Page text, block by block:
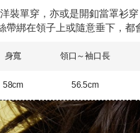
裝單穿，亦或是開釦當罩衫穿
帶綁在領子上或隨意垂下，都
身寬 領口～袖口長
58cm 56.5cm